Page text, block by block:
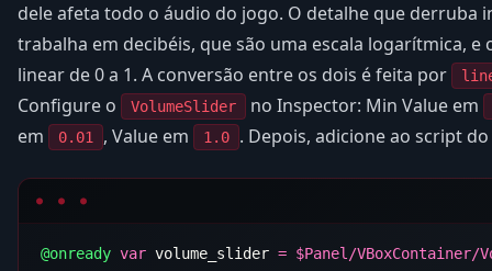
dele afeta todo o áudio do jogo. O detalhe que derruba
trabalha em decibéis, que são uma escala logarítmica, e
linear de 0 a 1. A conversão entre os dois é feita por
Configure o VolumeSlider
no Inspector: Min Value em
em
0.01 , Value em 1.0 . Depois, adicione ao script
@onready var volume_slider = $